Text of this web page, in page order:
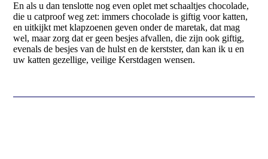
En als u dan tenslotte nog even oplet met schaaltjes chocolade,
die u catproof weg zet: immers chocolade is giftig voor katten,
en uitkijkt met klapzoenen geven onder de maretak, dat mag
wel, maar zorg dat er geen besjes afvallen, die zijn ook giftig,
evenals de besjes van de hulst en de kerstster, dan kan ik u en
uw katten gezellige, veilige Kerstdagen wensen.